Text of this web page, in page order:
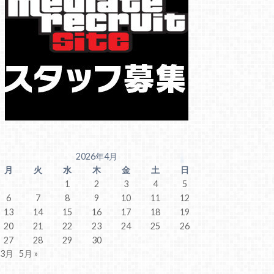
2026年4月
月
火 水 木 金 土
日
1
2 3 4
5
6
7 8 9 10 11
12
13
14 15 16 17 18
19
20
21 22 23 24 25
26
27
28 29
30
月
5月 »